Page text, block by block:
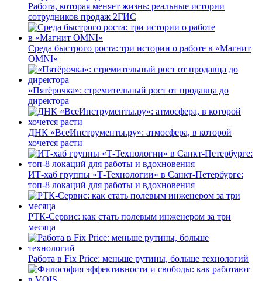
Работа, которая меняет жизнь: реальные истории
сотрудников продаж 2ГИС
Среда быстрого роста: три истории о работе в «Магнит
OMNI»
«Пятёрочка»: стремительный рост от продавца до
директора
ДНК «ВсеИнструменты.ру»: атмосфера, в которой
хочется расти
ИТ-хаб группы «Т-Технологии» в Санкт-Петербурге:
топ-8 локаций для работы и вдохновения
РТК-Сервис: как стать полевым инженером за три
месяца
Работа в Fix Price: меньше рутины, больше технологий